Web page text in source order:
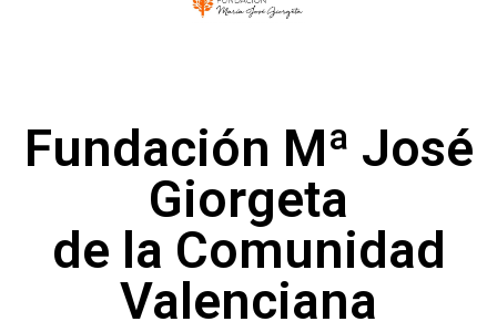
Fundación Mª José
Giorgeta
de la Comunidad
Valenciana